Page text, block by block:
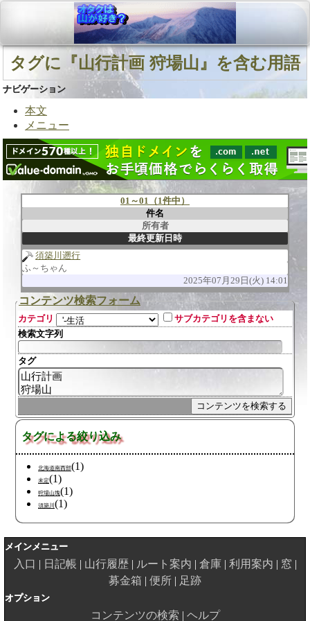
タグに『山行計画 狩場山』を含む用語
ナビゲーション
本文
メニュー
01～01（1件中）
件名
所有者
最終更新日時
須築川遡行
ふ～ちゃん
2025年07月29日(火) 14:01
コンテンツ検索フォーム
カテゴリ
サブカテゴリを含まない
検索文字列
タグ
タグによる絞り込み
北海道南西部(1)
未定(1)
狩場山塊(1)
須築川(1)
メインメニュー
入口 日記帳 山行履歴 ルート案内 倉庫 利用案内
窓
募金箱
便所 足跡
オプション
コンテンツの検索 ヘルプ